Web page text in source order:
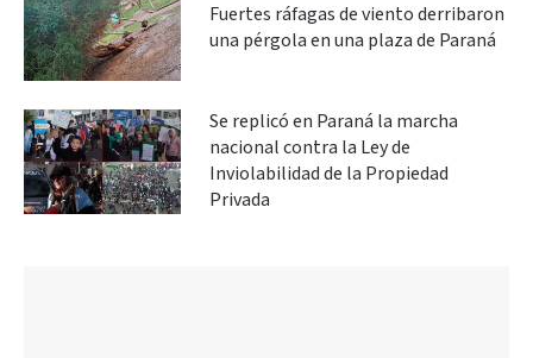
Fuertes ráfagas de viento derribaron
una pérgola en una plaza de Paraná
Se replicó en Paraná la marcha
nacional contra la Ley de
Inviolabilidad de la Propiedad
Privada